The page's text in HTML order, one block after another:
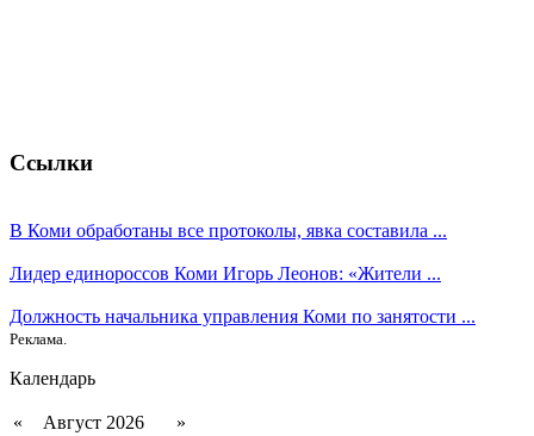
Ссылки
В Коми обработаны все протоколы, явка составила ...
Лидер единороссов Коми Игорь Леонов: «Жители ...
Должность начальника управления Коми по занятости ...
Реклама.
Календарь
« Август 2026
»